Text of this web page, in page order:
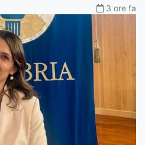
3 ore fa